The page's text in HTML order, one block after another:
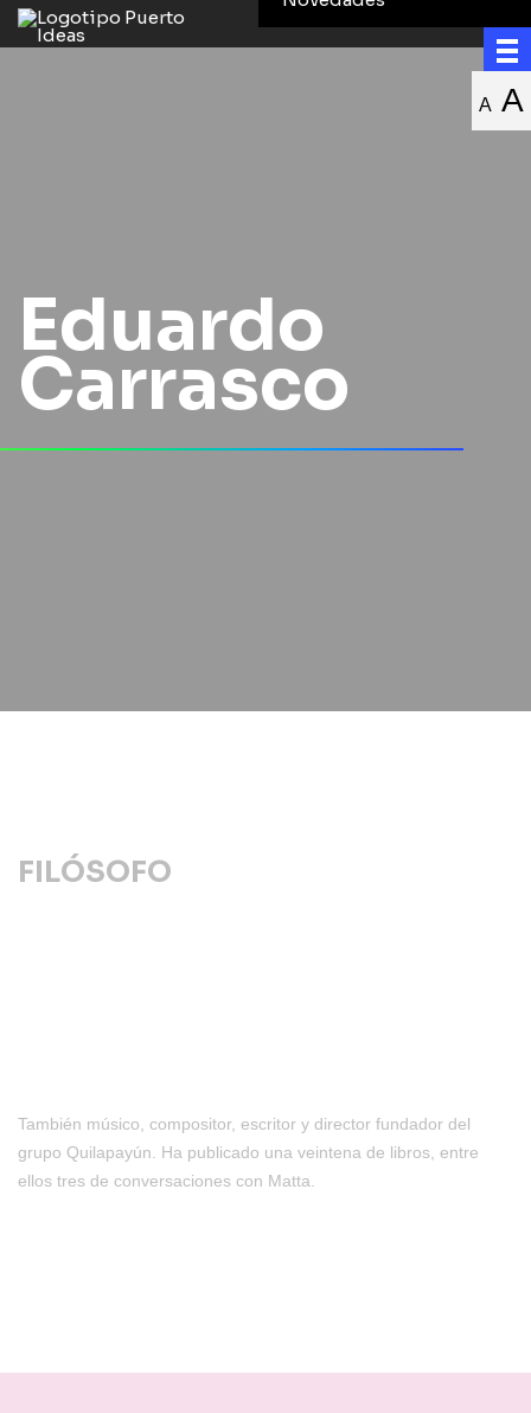
A A
Eduardo
Carrasco
FILÓSOFO
También músico, compositor, escritor y director fundador del
grupo Quilapayún. Ha publicado una veintena de libros, entre
ellos tres de conversaciones con Matta.